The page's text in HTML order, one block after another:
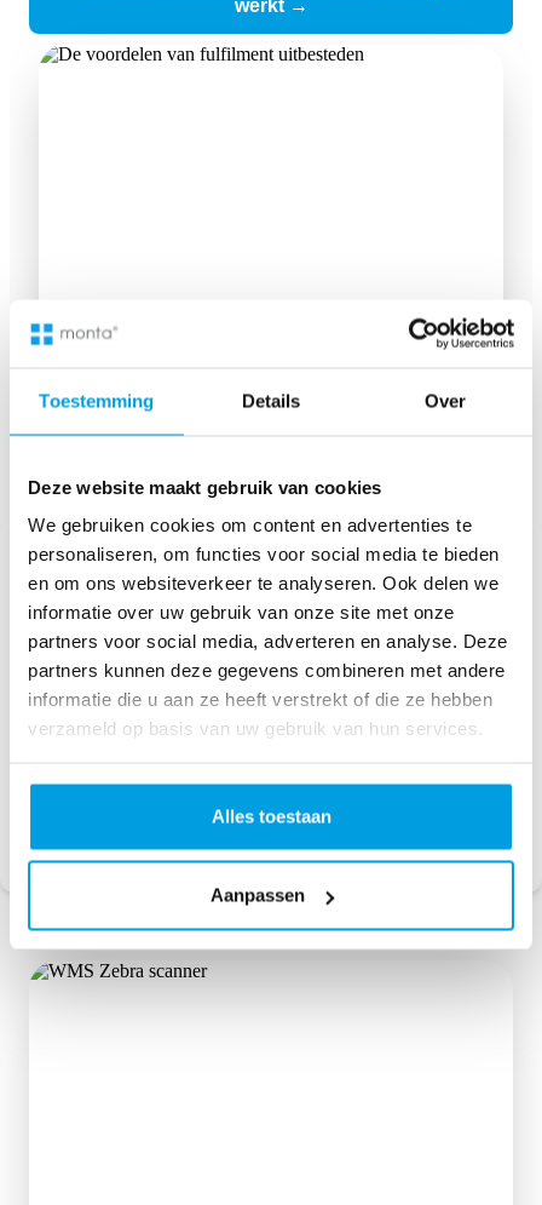
Toestemming Details Over
Deze website maakt gebruik van cookies
We gebruiken cookies om content en advertenties te
personaliseren, om functies voor social media te bieden
en om ons websiteverkeer te analyseren. Ook delen we
informatie over uw gebruik van onze site met onze
partners voor social media, adverteren en analyse. Deze
partners kunnen deze gegevens combineren met andere
informatie die u aan ze heeft verstrekt of die ze hebben
verzameld op basis van uw gebruik van hun services.
Alles toestaan
Aanpassen
werkt →
⚡
Handscanner begeleidt, optimaliseert routes, maakt orderpicken
Waarom e-commerce ondernemers kiezen voor
MontaWMS
20+
Eigen fulfilmentmagazijnen
100+
Webshops gingen je voor